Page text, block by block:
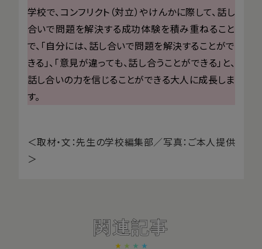
学校で、コンフリクト（対立）やけんかに際して、話し
合いで問題を解決する成功体験を積み重ねること
で、「自分には、話し合いで問題を解決することがで
きる」、「意見が違っても、話し合うことができる」と、
話し合いの力を信じることができる大人に成長しま
す。
＜取材・文：先生の学校編集部／写真：ご本人提供
＞
関連記事